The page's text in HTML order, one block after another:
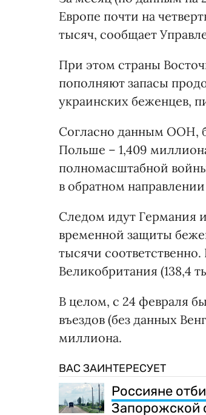
Европе почти на
тысяч, сообщает
При этом страны
пополняют запасы
украинских беженцев,
Согласно данным ООН,
Польше – 1,409
полномасштабной
в обратном
Следом идут Германия
временной защиты
тысячи соответственно.
Великобритания (138,4
В целом, с 24 февраля
въездов (без данных
миллиона.
ВАС ЗАИНТЕРЕСУЕТ
Россияне
Запорожской